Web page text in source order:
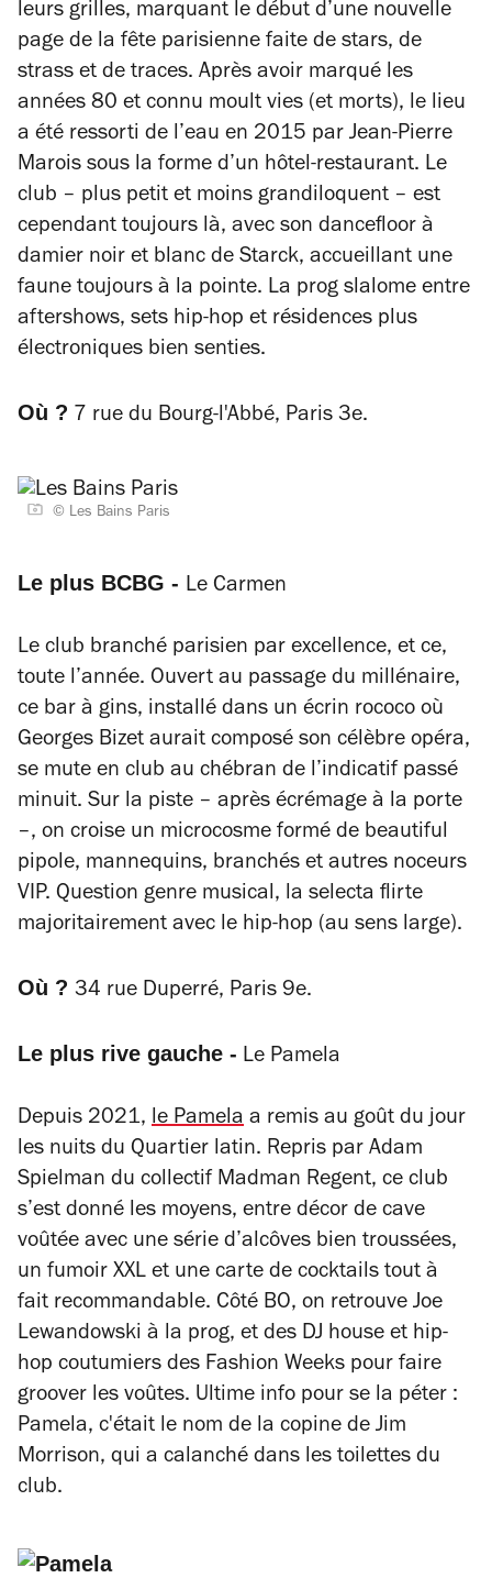
leurs grilles, marquant le début d’une nouvelle
page de la fête parisienne faite de stars, de
strass et de traces. Après avoir marqué les
années 80 et connu moult vies (et morts), le lieu
a été ressorti de l’eau en 2015 par Jean-Pierre
Marois sous la forme d’un hôtel-restaurant. Le
club – plus petit et moins grandiloquent – est
cependant toujours là, avec son dancefloor à
damier noir et blanc de Starck, accueillant une
faune toujours à la pointe. La prog slalome entre
aftershows, sets hip-hop et résidences plus
électroniques bien senties.
Où ? 7 rue du Bourg-l'Abbé, Paris 3e.
© Les Bains Paris
Le plus BCBG - Le Carmen
Le club branché parisien par excellence, et ce,
toute l’année. Ouvert au passage du millénaire,
ce bar à gins, installé dans un écrin rococo où
Georges Bizet aurait composé son célèbre opéra,
se mute en club au chébran de l’indicatif passé
minuit. Sur la piste – après écrémage à la porte
–, on croise un microcosme formé de beautiful
pipole, mannequins, branchés et autres noceurs
VIP. Question genre musical, la selecta flirte
majoritairement avec le hip-hop (au sens large).
Où ? 34 rue Duperré, Paris 9e.
Le plus rive gauche - Le Pamela
Depuis 2021, le Pamela a remis au goût du jour
les nuits du Quartier latin. Repris par Adam
Spielman du collectif Madman Regent, ce club
s’est donné les moyens, entre décor de cave
voûtée avec une série d’alcôves bien troussées,
un fumoir XXL et une carte de cocktails tout à
fait recommandable. Côté BO, on retrouve Joe
Lewandowski à la prog, et des DJ house et hip-
hop coutumiers des Fashion Weeks pour faire
groover les voûtes. Ultime info pour se la péter :
Pamela, c'était le nom de la copine de Jim
Morrison, qui a calanché dans les toilettes du
club.